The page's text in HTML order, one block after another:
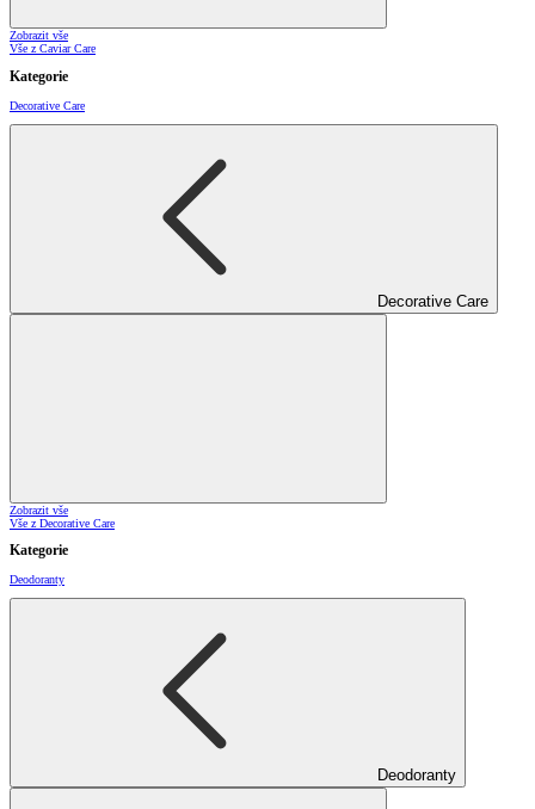
Zobrazit vše
Vše z Caviar Care
Kategorie
Decorative Care
Decorative Care
Zobrazit vše
Vše z Decorative Care
Kategorie
Deodoranty
Deodoranty